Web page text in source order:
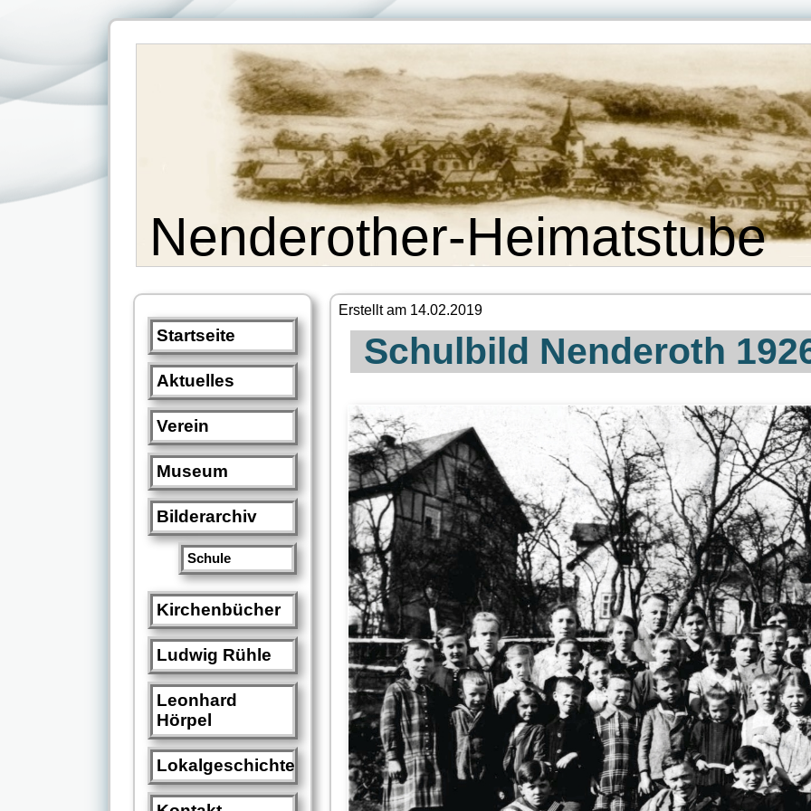
Nenderother-Heimatstube
Startseite
Aktuelles
Verein
Museum
Bilderarchiv
Schule
Kirchenbücher
Ludwig Rühle
Leonhard
Hörpel
Lokalgeschichte
Erstellt am 14.02.2019
Schulbild Nenderoth